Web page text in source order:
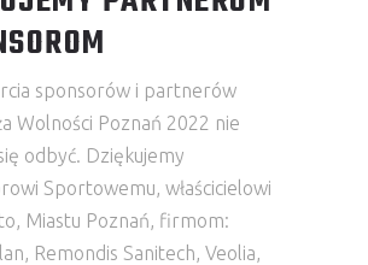
sponsorów i partnerów
Wolności Poznań 2022 nie
odbyć. Dziękujemy
Sportowemu, właścicielowi
Miastu Poznań, firmom:
Remondis Sanitech, Veolia,